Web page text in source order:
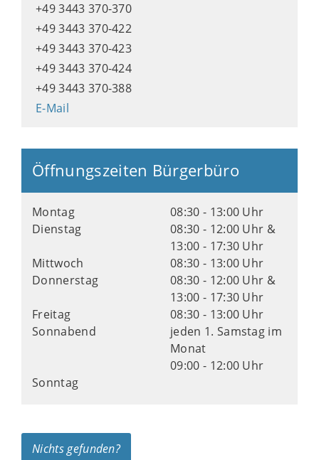
+49 3443 370-370
+49 3443 370-422
+49 3443 370-423
+49 3443 370-424
+49 3443 370-388
E-Mail
Öffnungszeiten Bürgerbüro
Montag
08:30 - 13:00 Uhr
Dienstag
08:30 - 12:00 Uhr &
13:00 - 17:30 Uhr
Mittwoch
08:30 - 13:00 Uhr
Donnerstag
08:30 - 12:00 Uhr &
13:00 - 17:30 Uhr
Freitag
08:30 - 13:00 Uhr
Sonnabend
jeden 1. Samstag im
Monat
09:00 - 12:00 Uhr
Sonntag
Nichts gefunden?